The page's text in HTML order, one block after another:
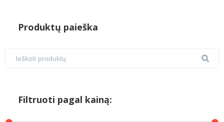
Produktų paieška
Filtruoti pagal kainą: